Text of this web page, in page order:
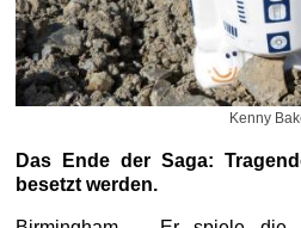
Kenny
Das Ende der Saga:
besetzt werden.